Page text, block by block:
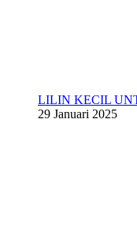
LILIN KECIL
29 Januari 2025